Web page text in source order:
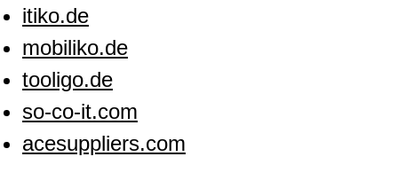
itiko.de
mobiliko.de
tooligo.de
so-co-it.com
acesuppliers.com